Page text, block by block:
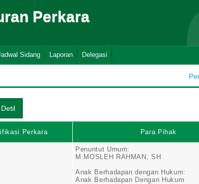
Perkara
Sidang Laporan Delegasi
Perkara Para Pihak
Penuntut Umum:
M.MOSLEH RAHMAN, SH
Anak Berhadapan dengan Hukum:
Anak Berhadapan Dengan Hukum